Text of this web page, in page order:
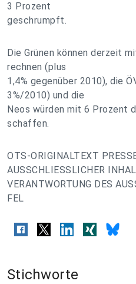
3 Prozent
geschrumpft.
Die Grünen können derzeit
rechnen (plus
1,4% gegenüber 2010), die
3%/2010) und die
Neos würden mit 6 Prozent
schaffen.
OTS-ORIGINALTEXT
AUSSCHLIESSLICHER
VERANTWORTUNG DES
FEL
Stichworte